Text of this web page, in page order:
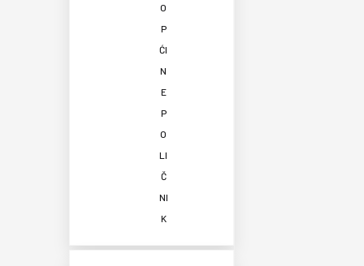
O
P
ĆI
N
E
P
O
LI
Č
NI
K